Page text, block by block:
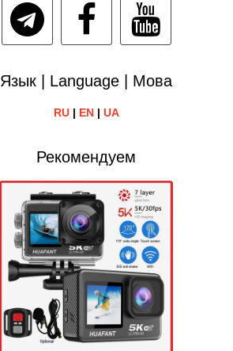
Язык | Language | Мова
RU| EN| UA
Рекомендуем